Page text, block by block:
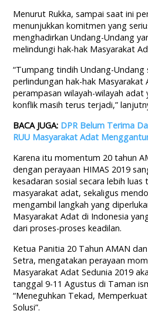
Menurut Rukka, sampai saat ini
menunjukkan komitmen yang
menghadirkan Undang-Undang
melindungi hak-hak Masyarakat
“Tumpang tindih Undang-
perlindungan hak-hak
perampasan wilayah-wilayah adat
konflik masih terus terjadi,”
BACA JUGA: DPR Belum Terima
RUU Masyarakat Adat
Karena itu momentum 20 tahun
dengan perayaan HIMAS 2019
kesadaran sosial secara lebih luas
masyarakat adat, sekaligus
mengambil langkah yang
Masyarakat Adat di Indonesia
dari proses-proses keadilan.
Ketua Panitia 20 Tahun AMAN
Setra, mengatakan perayaan
Masyarakat Adat Sedunia 2019
tanggal 9-11 Agustus di Taman
“Meneguhkan Tekad,
Solusi”.